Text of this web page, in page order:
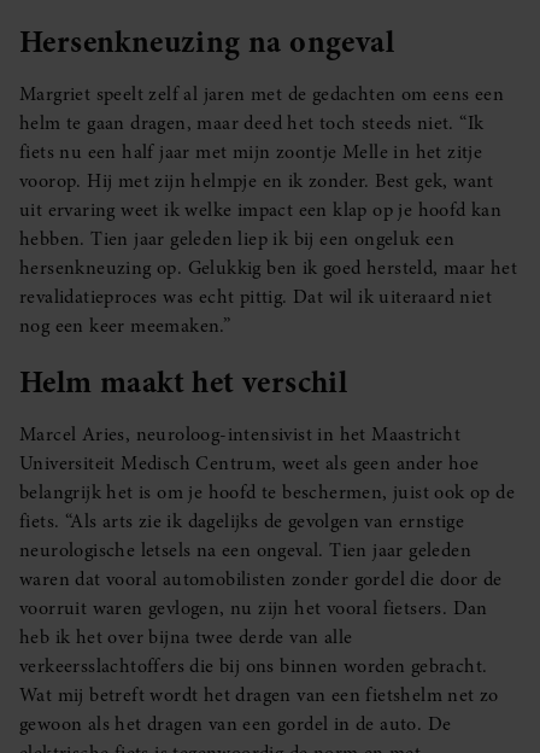
Hersenkneuzing na ongeval
Margriet speelt zelf al jaren met de gedachten om eens een
helm te gaan dragen, maar deed het toch steeds niet. “Ik
fiets nu een half jaar met mijn zoontje Melle in het zitje
voorop. Hij met zijn helmpje en ik zonder. Best gek, want
uit ervaring weet ik welke impact een klap op je hoofd kan
hebben. Tien jaar geleden liep ik bij een ongeluk een
hersenkneuzing op. Gelukkig ben ik goed hersteld, maar het
revalidatieproces was echt pittig. Dat wil ik uiteraard niet
nog een keer meemaken.”
Helm maakt het verschil
Marcel Aries, neuroloog-intensivist in het Maastricht
Universiteit Medisch Centrum, weet als geen ander hoe
belangrijk het is om je hoofd te beschermen, juist ook op de
fiets. “Als arts zie ik dagelijks de gevolgen van ernstige
neurologische letsels na een ongeval. Tien jaar geleden
waren dat vooral automobilisten zonder gordel die door de
voorruit waren gevlogen, nu zijn het vooral fietsers. Dan
heb ik het over bijna twee derde van alle
verkeersslachtoffers die bij ons binnen worden gebracht.
Wat mij betreft wordt het dragen van een fietshelm net zo
gewoon als het dragen van een gordel in de auto. De